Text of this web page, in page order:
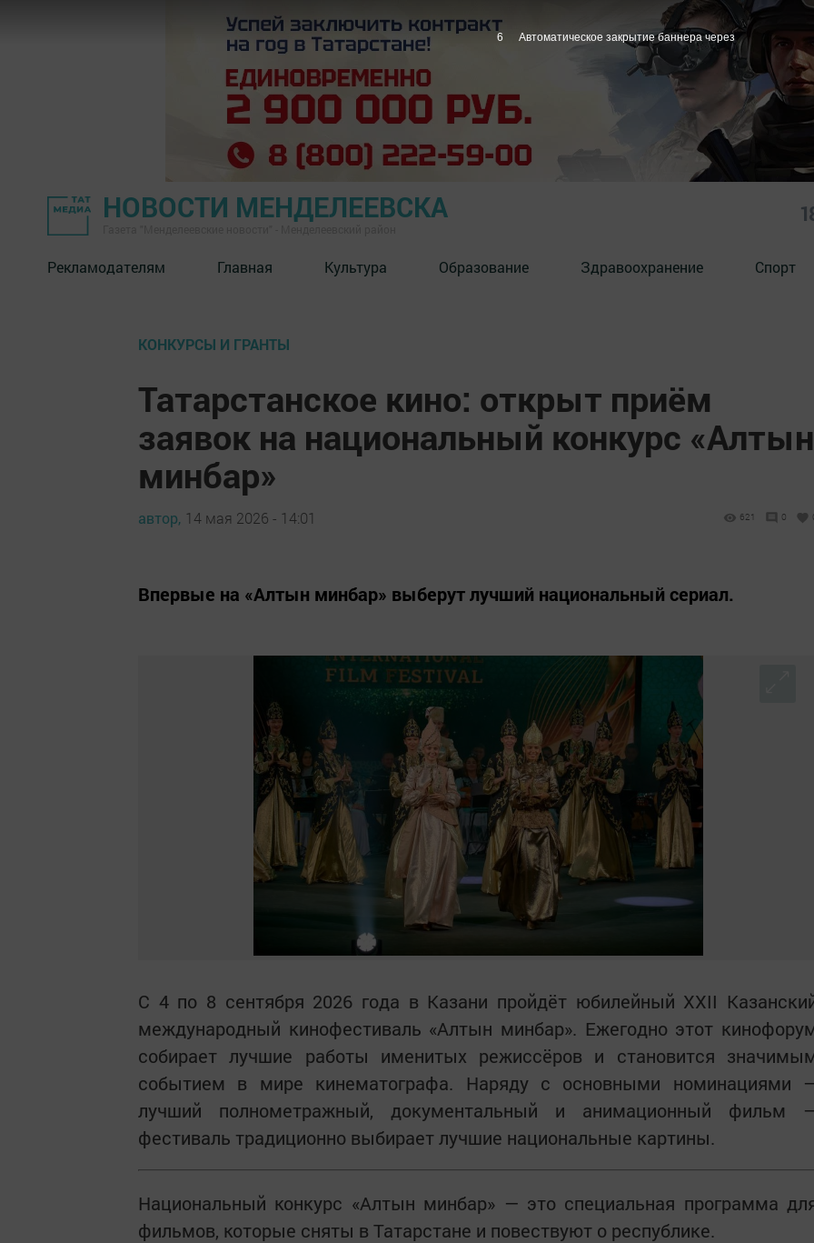
НОВОСТИ МЕНДЕЛЕЕВСКА
Рекламодателям Главная Культура Образование Здравоохранение Спорт
КОНКУРСЫ И ГРАНТЫ
Татарстанское кино: открыт приём
заявок на национальный конкурс «Алтын
минбар»
автор, 14 мая 2026 - 14:01 621 0
Впервые на «Алтын минбар» выберут лучший национальный сериал.
С 4 по 8 сентября 2026 года в Казани пройдёт юбилейный XXII
международный кинофестиваль «Алтын минбар». Ежегодно этот
собирает лучшие работы именитых режиссёров и становится
событием в мире кинематографа. Наряду с основными номинациями
лучший полнометражный, документальный и анимационный фильм
фестиваль традиционно выбирает лучшие национальные картины.
Национальный конкурс «Алтын минбар» — это специальная программа
фильмов, которые сняты в Татарстане и повествуют о республике.
5 Автоматическое закрытие баннера через